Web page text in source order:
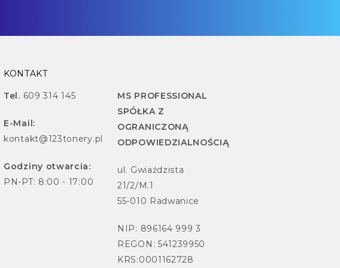
KONTAKT
Tel. 609 314 145
E-Mail:
kontakt@123tonery.pl
Godziny otwarcia:
PN-PT: 8:00 - 17:00
MS PROFESSIONAL
SPÓŁKA Z
OGRANICZONĄ
ODPOWIEDZIALNOŚCIĄ
ul. Gwiaździsta
21/2/M.1
55-010 Radwanice
NIP: 896164 999 3
REGON: 541239950
KRS:0001162728